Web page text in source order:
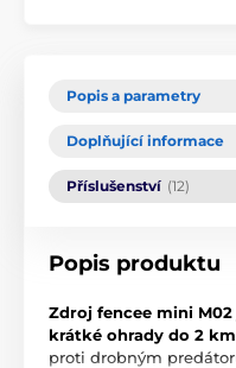
Popis a parametry
Doplňující informace
Příslušenství (12)
Popis produktu
Zdroj fencee mini
krátké ohrady do 2 km
proti drobným